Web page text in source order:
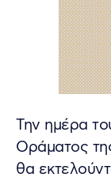
Την ημέρα
Οράματος
θα